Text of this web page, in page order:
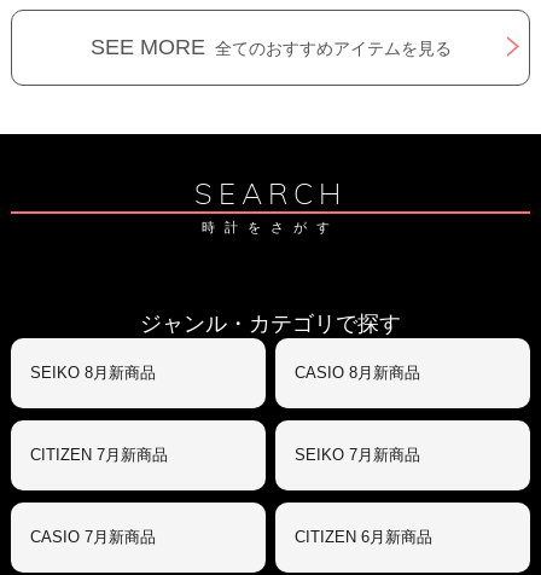
SEE MORE 全てのおすすめアイテムを見る
SEARCH
時計をさがす
ジャンル・カテゴリで探す
SEIKO 8月新商品 CASIO 8月新商品
CITIZEN 7月新商品 SEIKO 7月新商品
CASIO 7月新商品 CITIZEN 6月新商品